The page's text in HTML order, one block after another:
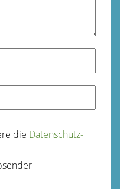
die Datenschutz­